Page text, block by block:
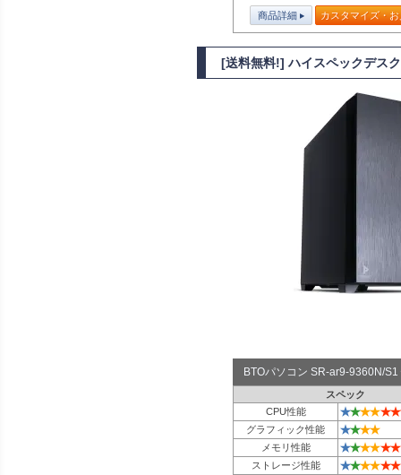
商品詳細 カスタマイズ・
[送料無料!] ハイスペックデス
BTOパソコン SR-ar9-9360N/
スペック
CPU性能
★★★★★★
グラフィック性能 ★★★★
メモリ性能 ★★★★★★
ストレージ性能 ★★★★★★